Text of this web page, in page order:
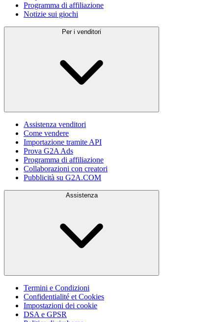
Programma di affiliazione
Notizie sui giochi
Per i venditori
Assistenza venditori
Come vendere
Importazione tramite API
Prova G2A Ads
Programma di affiliazione
Collaborazioni con creatori
Pubblicità su G2A.COM
Assistenza
Termini e Condizioni
Confidentialité et Cookies
Impostazioni dei cookie
DSA e GPSR